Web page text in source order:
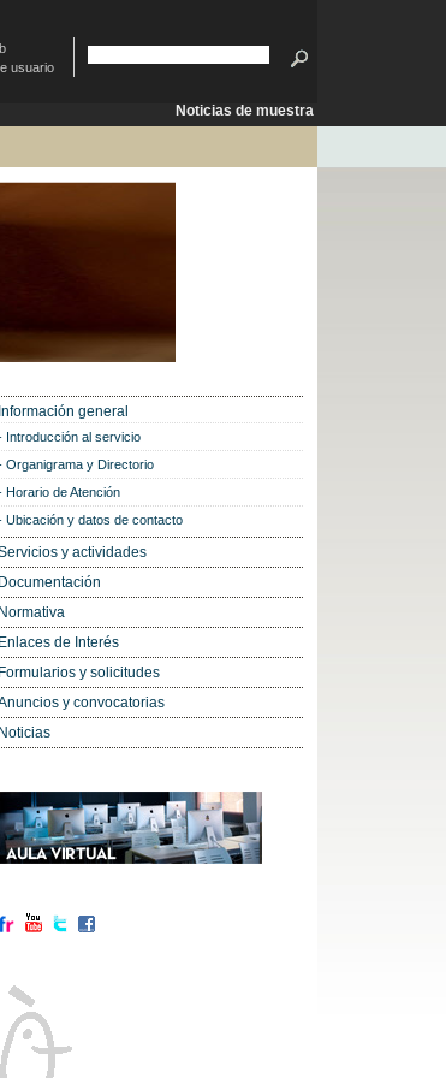
usuario
Noticias de muestra
Información general
Introducción al servicio
Organigrama y Directorio
Horario de Atención
Ubicación y datos de contacto
y actividades
Documentación
Normativa
Enlaces de Interés
Formularios y solicitudes
y convocatorias
Noticias